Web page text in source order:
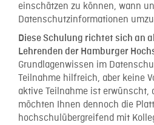
einschätzen zu können, wann
Datenschutzinformationen
Diese Schulung richtet sich an
Lehrenden der Hamburger
Grundlagenwissen im
Teilnahme hilfreich, aber keine
aktive Teilnahme ist erwünscht,
möchten Ihnen dennoch die
hochschulübergreifend mit